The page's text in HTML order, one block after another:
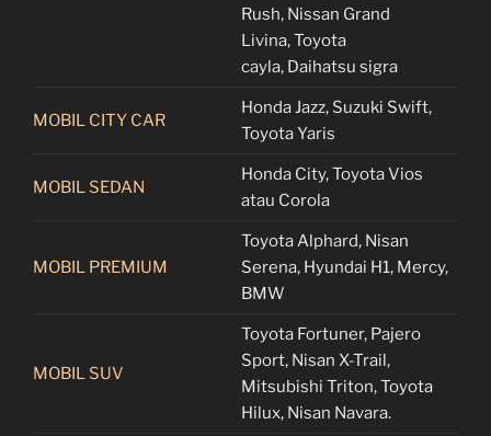
Rush, Nissan Grand
Livina, Toyota
cayla, Daihatsu sigra
MOBIL CITY CAR
Honda Jazz, Suzuki Swift,
Toyota Yaris
MOBIL SEDAN
Honda City, Toyota Vios
atau Corola
MOBIL PREMIUM
Toyota Alphard, Nisan
Serena, Hyundai H1, Mercy,
BMW
MOBIL SUV
Toyota Fortuner, Pajero
Sport, Nisan X-Trail,
Mitsubishi Triton, Toyota
Hilux, Nisan Navara.